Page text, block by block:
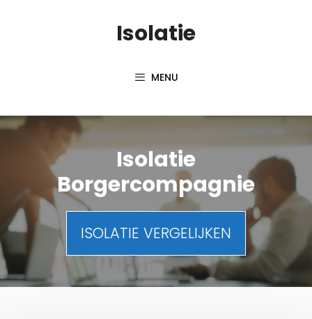
Isolatie
MENU
Isolatie
Borgercompagnie
ISOLATIE VERGELIJKEN